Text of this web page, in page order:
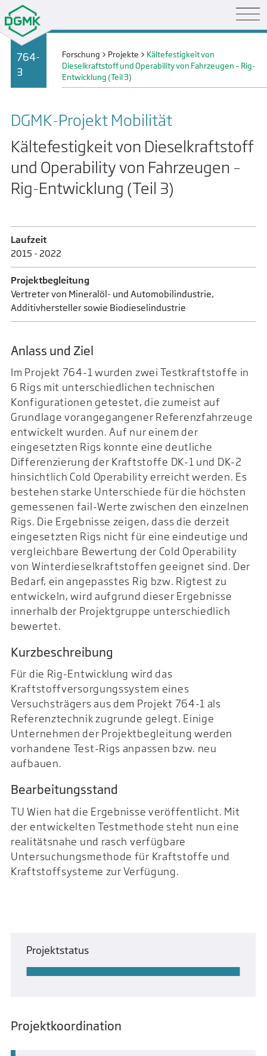
764-
3
Forschung > Projekte > Kältefestigkeit von
Dieselkraftstoff und Operability von Fahrzeugen – Rig-
Entwicklung (Teil 3)
DGMK-Projekt Mobilität
Kältefestigkeit von Dieselkraftstoff
und Operability von Fahrzeugen –
Rig-Entwicklung (Teil 3)
Laufzeit
2015 - 2022
Projektbegleitung
Vertreter von Mineralöl- und Automobilindustrie,
Additivhersteller sowie Biodieselindustrie
Anlass und Ziel
Im Projekt 764-1 wurden zwei Testkraftstoffe in
6 Rigs mit unterschiedlichen technischen
Konfigurationen getestet, die zumeist auf
Grundlage vorangegangener Referenzfahrzeuge
entwickelt wurden. Auf nur einem der
eingesetzten Rigs konnte eine deutliche
Differenzierung der Kraftstoffe DK-1 und DK-2
hinsichtlich Cold Operability erreicht werden. Es
bestehen starke Unterschiede für die höchsten
gemessenen fail-Werte zwischen den einzelnen
Rigs. Die Ergebnisse zeigen, dass die derzeit
eingesetzten Rigs nicht für eine eindeutige und
vergleichbare Bewertung der Cold Operability
von Winterdieselkraftstoffen geeignet sind. Der
Bedarf, ein angepasstes Rig bzw. Rigtest zu
entwickeln, wird aufgrund dieser Ergebnisse
innerhalb der Projektgruppe unterschiedlich
bewertet.
Kurzbeschreibung
Für die Rig-Entwicklung wird das
Kraftstoffversorgungssystem eines
Versuchsträgers aus dem Projekt 764-1 als
Referenztechnik zugrunde gelegt. Einige
Unternehmen der Projektbegleitung werden
vorhandene Test-Rigs anpassen bzw. neu
aufbauen.
Bearbeitungsstand
TU Wien hat die Ergebnisse veröffentlicht. Mit
der entwickelten Testmethode steht nun eine
realitätsnahe und rasch verfügbare
Untersuchungsmethode für Kraftstoffe und
Kraftstoffsysteme zur Verfügung.
Projektstatus
Projektkoordination